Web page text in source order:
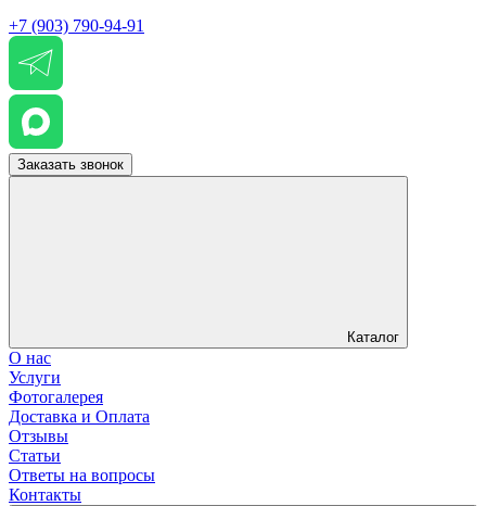
+7 (903) 790-94-91
Заказать звонок
Каталог
О нас
Услуги
Фотогалерея
Доставка и Оплата
Отзывы
Статьи
Ответы на вопросы
Контакты